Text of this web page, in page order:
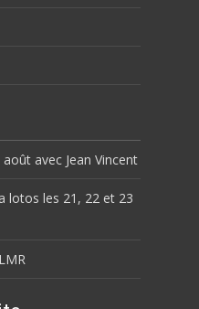
avec Jean Vincent
lotos les 21, 22 et 23